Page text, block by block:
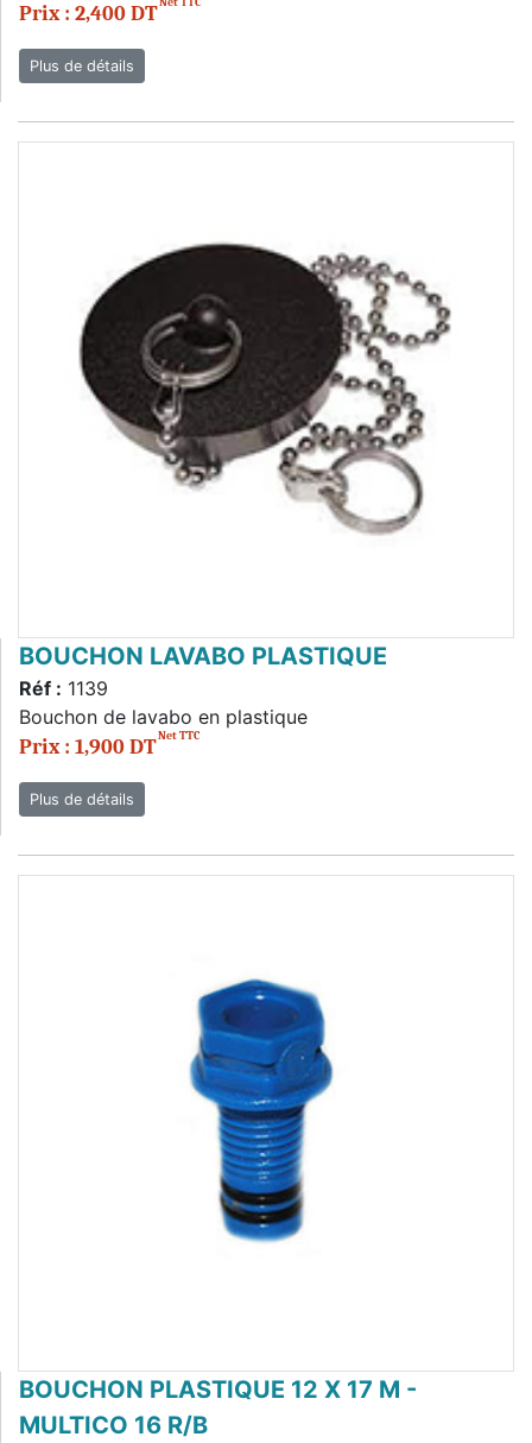
Prix : 2,400 DT
Plus de détails
BOUCHON LAVABO PLASTIQUE
Réf : 1139
Bouchon de lavabo en plastique
Prix : 1,900 DTNet TTC
Plus de détails
BOUCHON PLASTIQUE 12 X 17 M -
MULTICO 16 R/B